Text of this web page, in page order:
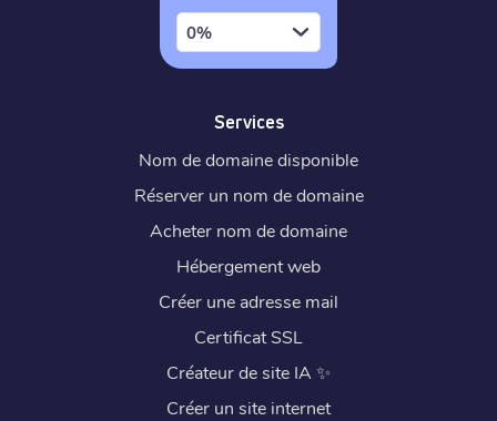
0%
Services
Nom de domaine disponible
Réserver un nom de domaine
Acheter nom de domaine
Hébergement web
Créer une adresse mail
Certificat SSL
Créateur de site IA ✨
Créer un site internet